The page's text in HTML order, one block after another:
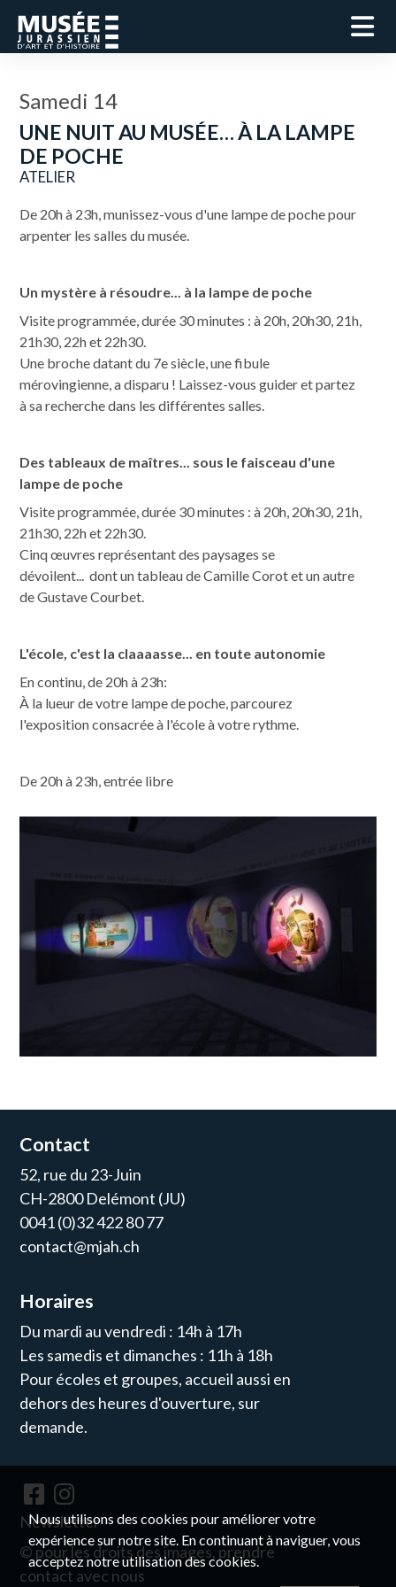
Samedi 14
UNE NUIT AU MUSÉE… À LA LAMPE
DE POCHE
ATELIER
De 20h à 23h, munissez-vous d'une lampe de poche pour
arpenter les salles du musée.
Un mystère à résoudre... à la lampe de poche
Visite programmée, durée 30 minutes : à 20h, 20h30, 21h,
21h30, 22h et 22h30.
Une broche datant du 7e siècle, une fibule
mérovingienne, a disparu ! Laissez-vous guider et partez
à sa recherche dans les différentes salles.
Des tableaux de maîtres... sous le faisceau d'une
lampe de poche
Visite programmée, durée 30 minutes : à 20h, 20h30, 21h,
21h30, 22h et 22h30.
Cinq œuvres représentant des paysages se
dévoilent... dont un tableau de Camille Corot et un autre
de Gustave Courbet.
L'école, c'est la claaaasse... en toute autonomie
En continu, de 20h à 23h:
À la lueur de votre lampe de poche, parcourez
l'exposition consacrée à l'école à votre rythme.
De 20h à 23h, entrée libre
Contact
52, rue du 23-Juin
CH-2800 Delémont (JU)
0041 (0)32 422 80 77
contact@mjah.ch
Horaires
Du mardi au vendredi : 14h à 17h
Les samedis et dimanches : 11h à 18h
Pour écoles et groupes, accueil aussi en
dehors des heures d'ouverture, sur
demande.
Newsletter
© pour les droits des images, prendre
contact avec nous
Nous utilisons des cookies pour améliorer votre
expérience sur notre site. En continuant à naviguer, vous
acceptez notre utilisation des cookies.